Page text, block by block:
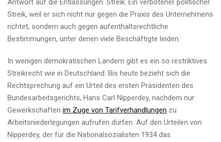
Antwort auf die Entlassungen: Streik. Ein verbotener politischer
Streik, weil er sich nicht nur gegen die Praxis des Unternehmens
richtet, sondern auch gegen aufenthaltsrechtliche
Bestimmungen, unter denen viele Beschäftigte leiden.
In wenigen demokratischen Ländern gibt es ein so restriktives
Streikrecht wie in Deutschland. Bis heute bezieht sich die
Rechtsprechung auf ein Urteil des ersten Präsidenten des
Bundesarbeitsgerichts, Hans Carl Nipperdey, nachdem nur
Gewerkschaften im Zuge von Tarifverhandlungen zu
Arbeitsniederlegungen aufrufen dürfen. Auf den Urteilen von
Nipperdey, der für die Nationalsozialisten 1934 das